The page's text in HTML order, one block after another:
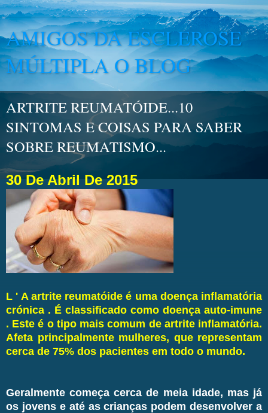
AMIGOS DA ESCLEROSE
MÚLTIPLA O BLOG
ARTRITE REUMATÓIDE...10
SINTOMAS E COISAS PARA SABER
SOBRE REUMATISMO...
30 De Abril De 2015
L ' A artrite reumatóide é uma doença inflamatória
crónica . É classificado como doença auto-imune
. Este é o tipo mais comum de artrite inflamatória.
Afeta principalmente mulheres, que representam
cerca de 75% dos pacientes em todo o mundo.
Geralmente começa cerca de meia idade, mas já
os jovens e até as crianças podem desenvolver a